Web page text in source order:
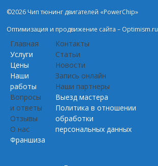
©2026 Чип тюнинг двигателей «PowerChip»
Оптимизация и продвижение сайта – Optimism.ru
Главная
Услуги
Цены
Наши
работы
Вопросы
и ответы
Отзывы
О нас
Франшиза
Контакты
Статьи
Новости
Запись онлайн
Наши партнеры
Выезд мастера
Политика в отношении
обработки
персональных данных